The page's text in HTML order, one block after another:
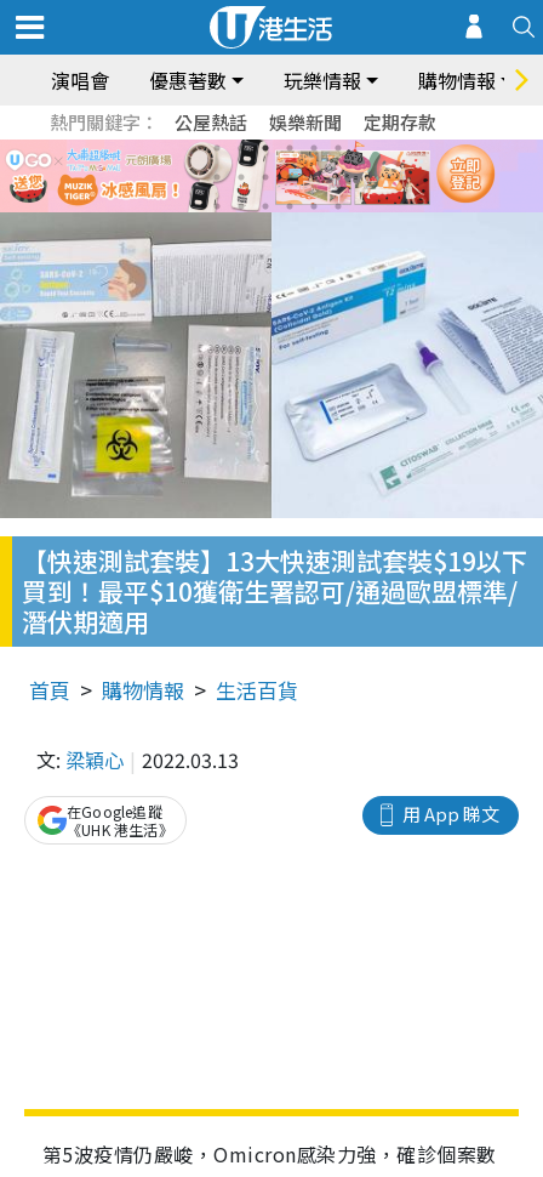
演唱會 優惠著數 玩樂情報 購物情報
熱門關鍵字： 公屋熱話 娛樂新聞 定期存款
【快速測試套裝】13大快速測試套裝$19以下
買到！最平$10獲衛生署認可/通過歐盟標準/
潛伏期適用
首頁 購物情報 生活百貨
文: 梁穎心 2022.03.13
用 App 睇文
在Google追蹤
《UHK 港生活》
第5波疫情仍嚴峻，Omicron感染力強，確診個案數